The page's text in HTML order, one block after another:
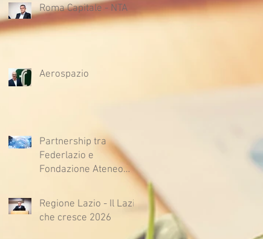
Roma Capitale - NTA
Aerospazio
Partnership tra
Federlazio e
Fondazione Ateneo
Regione Lazio - Il Lazio
che cresce 2026